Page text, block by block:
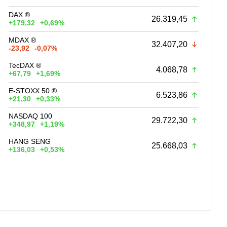
DAX ®
+179,32
+0,69% 26.319,45
MDAX ®
-23,92
-0,07% 32.407,20
TecDAX ®
+67,79
+1,69% 4.068,78
E-STOXX 50 ®
+21,30
+0,33% 6.523,86
NASDAQ 100
+348,97
+1,19% 29.722,30
HANG SENG
+136,03
+0,53% 25.668,03